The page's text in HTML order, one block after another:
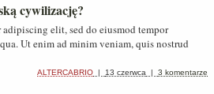
cywilizację?
elit, sed do eiusmod tempor
Ut enim ad minim veniam, quis nostrud
ALTERCABRIO | 13 czerwca | 3 komentarze